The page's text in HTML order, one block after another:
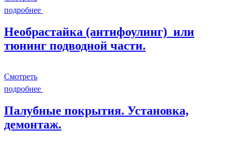
подробнее
Необрастайка (антифоулинг) или
тюнинг подводной части.
Смотреть
подробнее
Палубные покрытия. Установка,
демонтаж.